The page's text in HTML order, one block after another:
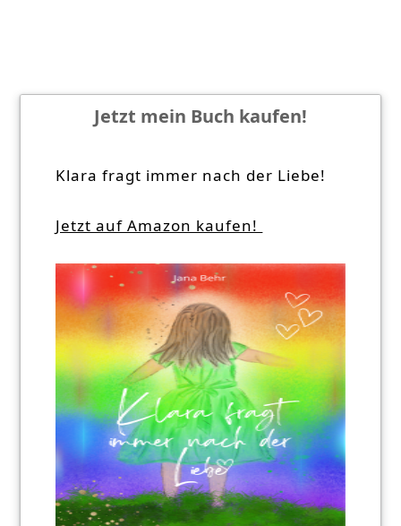
Jetzt mein Buch kaufen!
Klara fragt immer nach der Liebe!
Jetzt auf Amazon kaufen!